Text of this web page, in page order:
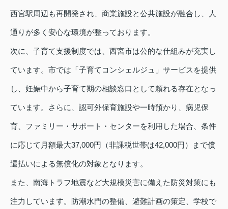
西宮駅周辺も再開発され、商業施設と公共施設が融合し、人
通りが多く安心な環境が整っております。
次に、子育て支援制度では、西宮市は公的な仕組みが充実し
ています。市では「子育てコンシェルジュ」サービスを提供
し、妊娠中から子育て期の相談窓口として頼れる存在となっ
ています。さらに、認可外保育施設や一時預かり、病児保
育、ファミリー・サポート・センターを利用した場合、条件
に応じて月額最大37,000円（非課税世帯は42,000円）まで償
還払いによる無償化の対象となります。
また、南海トラフ地震など大規模災害に備えた防災対策にも
注力しています。防潮水門の整備、避難計画の策定、学校で